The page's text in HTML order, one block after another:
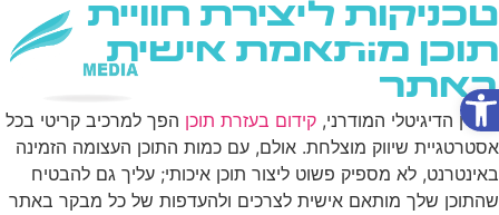
פתח סרגל נגישות
טכניקות ליצירת חוויית
תוכן מותאמת אישית
באתר
בעידן הדיגיטלי המודרני, קידום בעזרת תוכן הפך למרכיב קריטי בכל
אסטרטגיית שיווק מוצלחת. אולם, עם כמות התוכן העצומה הזמינה
באינטרנט, לא מספיק פשוט ליצור תוכן איכותי; עליך גם להבטיח
שהתוכן שלך מותאם אישית לצרכים ולהעדפות של כל מבקר באתר